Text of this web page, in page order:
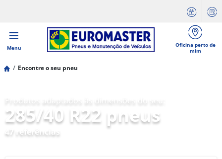
Menu
Oficina perto de
mim
Encontre o seu pneu
285/40 R22 pneus
47 referências